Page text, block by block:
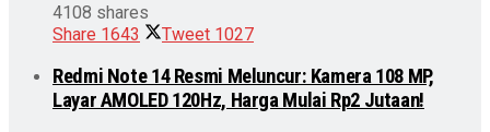
4108 shares
Share 1643 Tweet 1027
Redmi Note 14 Resmi Meluncur: Kamera 108 MP,
Layar AMOLED 120Hz, Harga Mulai Rp2 Jutaan!